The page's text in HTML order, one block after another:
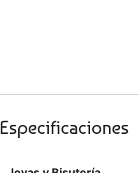
Especificaciones